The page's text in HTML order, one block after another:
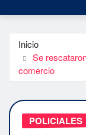
Inicio
Se
comercio
POLICIALES